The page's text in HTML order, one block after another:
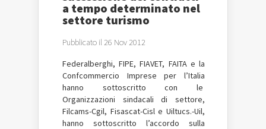
a tempo determinato nel
settore turismo
Pubblicato il 26 Nov 2012
Federalberghi, FIPE, FIAVET, FAITA e la
Confcommercio Imprese per l’Italia
hanno sottoscritto con le
Organizzazioni sindacali di settore,
Filcams-Cgil, Fisascat-Cisl e Uiltucs.-Uil,
hanno sottoscritto l’accordo sulla